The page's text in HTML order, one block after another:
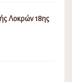
Λοκρών 18ης